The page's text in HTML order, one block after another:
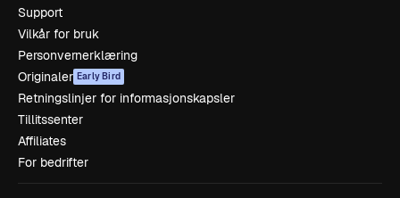
Support
Vilkår for bruk
Personvernerklæring
Originaler Early Bird
Retningslinjer for informasjonskapsler
Tillitssenter
Affiliates
For bedrifter